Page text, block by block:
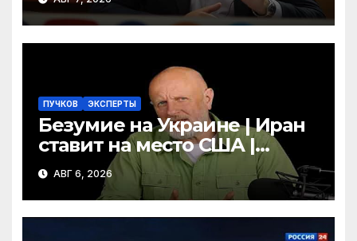
скрывает за красивыми
отчётами!
ПУЧКОВ ЭКСПЕРТЫ
Безумие на Украине | Иран
ставит на место США |
Фильм «Одиссея»
шокировал Гомера | Гоблин
АВГ 6, 2026